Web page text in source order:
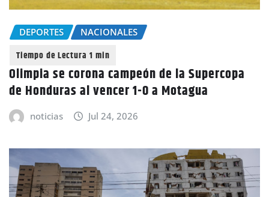
DEPORTES NACIONALES
Olimpia se corona campeón de la Supercopa
de Honduras al vencer 1-0 a Motagua
noticias Jul 24, 2026